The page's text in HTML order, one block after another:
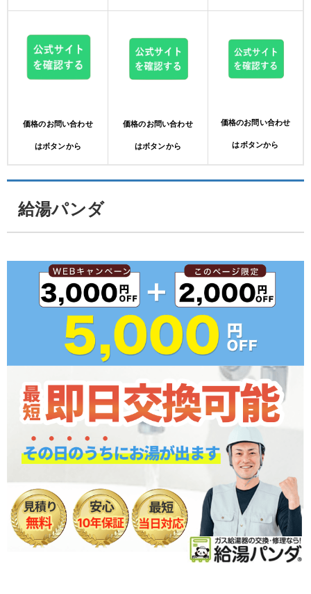
価格のお問い合わせ
はボタンから
価格のお問い合わせ
はボタンから
価格のお問い合わせ
はボタンから
給湯パンダ